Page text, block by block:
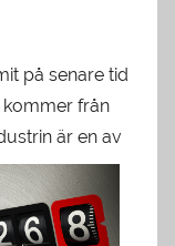
på senare tid
från
är en av